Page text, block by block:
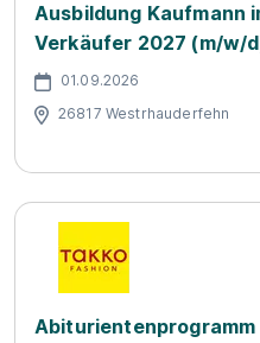
Ausbildung Kaufmann
Verkäufer 2027 (m/w/
01.09.2026
26817 Westrhauderfehn